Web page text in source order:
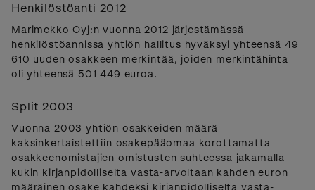
Henkilöstöanti 2012
Marimekko Oyj:n vuonna 2012 järjestämässä
henkilöstöannissa yhtiön hallitus hyväksyi yhteensä 49
610 uuden osakkeen merkintää, joiden merkintähinta
oli yhteensä 501 449 euroa.
Split 2003
Vuonna 2003 yhtiön osakkeiden määrä
kaksinkertaistettiin osakepääomaa korottamatta
osakkeenomistajien omistusten suhteessa jakamalla
kukin kirjanpidolliselta vasta-arvoltaan kahden euron
määräinen osake kahdeksi kirjanpidolliselta vasta-